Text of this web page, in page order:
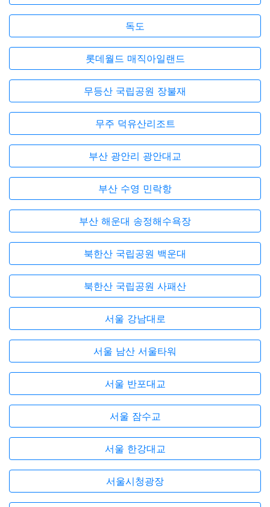
독도
롯데월드 매직아일랜드
무등산 국립공원 장불재
무주 덕유산리조트
부산 광안리 광안대교
부산 수영 민락항
부산 해운대 송정해수욕장
북한산 국립공원 백운대
북한산 국립공원 사패산
서울 강남대로
서울 남산 서울타워
서울 반포대교
서울 잠수교
서울 한강대교
서울시청광장